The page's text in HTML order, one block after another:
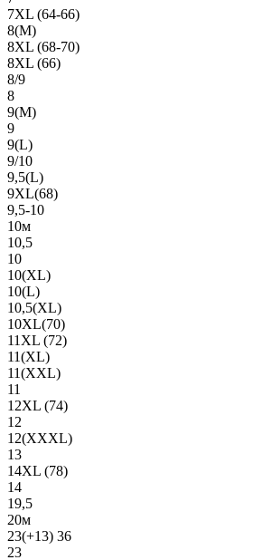
7XL (64-66)
8(М)
8XL (68-70)
8XL (66)
8/9
8
9(М)
9
9(L)
9/10
9,5(L)
9XL(68)
9,5-10
10м
10,5
10
10(XL)
10(L)
10,5(XL)
10XL(70)
11XL (72)
11(XL)
11(XXL)
11
12XL (74)
12
12(ХХХL)
13
14XL (78)
14
19,5
20м
23(+13) 36
23